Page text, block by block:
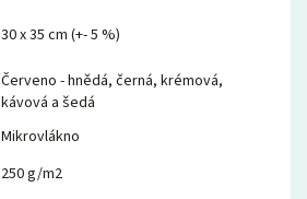
30 x 35 cm (+- 5 %)
Červeno - hnědá, černá, krémová,
kávová a šedá
Mikrovlákno
250 g/m2